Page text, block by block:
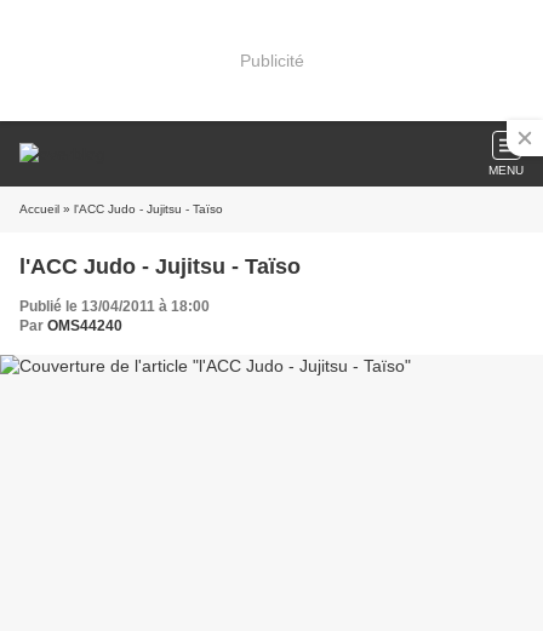
Publicité
MENU
Accueil » l'ACC Judo - Jujitsu - Taïso
l'ACC Judo - Jujitsu - Taïso
Publié le 13/04/2011 à 18:00
Par OMS44240